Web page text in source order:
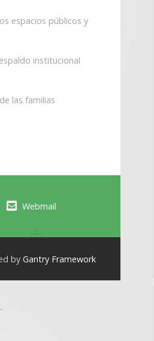
espacios públicos y
institucional
las familias
Webmail
by Gantry Framework